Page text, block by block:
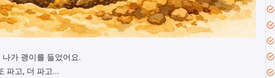
가 괭이를 들었어요.
파고, 더 파고…